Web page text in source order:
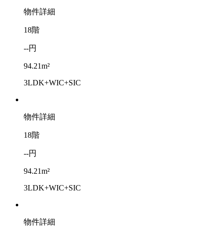
物件詳細
18階
--円
94.21m²
3LDK+WIC+SIC
物件詳細
18階
--円
94.21m²
3LDK+WIC+SIC
物件詳細